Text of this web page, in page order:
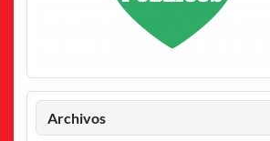
Archivos